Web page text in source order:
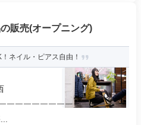
販売(オープニング)
ネイル・ピアス自由！
￣￣￣￣￣￣￣￣￣￣￣￣￣￣